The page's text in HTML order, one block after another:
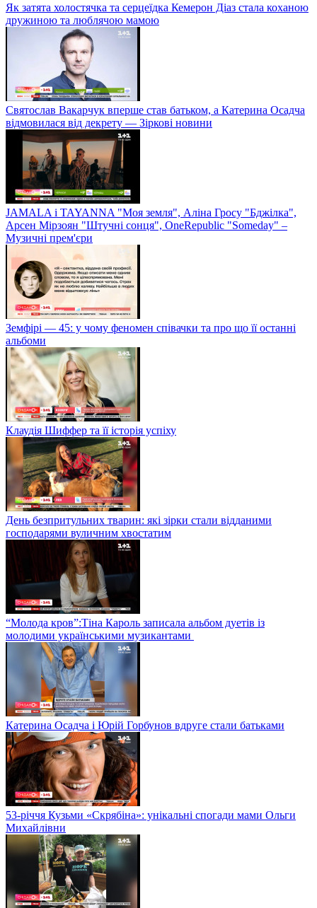
Як затята холостячка та серцеїдка Кемерон Діаз стала коханою
дружиною та люблячою мамою
Святослав Вакарчук вперше став батьком, а Катерина Осадча
відмовилася від декрету — Зіркові новини
JAMALA і TAYANNA "Моя земля", Аліна Гросу "Бджілка",
Арсен Мірзоян "Штучні сонця", OneRepublic "Someday" –
Музичні прем'єри
Земфірі — 45: у чому феномен співачки та про що її останні
альбоми
Клаудія Шиффер та її історія успіху
День безпритульних тварин: які зірки стали відданими
господарями вуличним хвостатим
“Молода кров”:Тіна Кароль записала альбом дуетів із
молодими українськими музикантами
Катерина Осадча і Юрій Горбунов вдруге стали батьками
53-річчя Кузьми «Скрябіна»: унікальні спогади мами Ольги
Михайлівни